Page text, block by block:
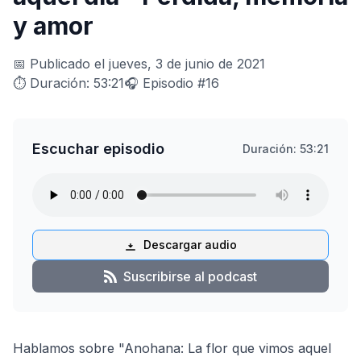
y amor
📅 Publicado el jueves, 3 de junio de 2021
⏱️ Duración: 53:21🎧 Episodio #16
Escuchar episodio Duración: 53:21
Descargar audio
Suscribirse al podcast
Hablamos sobre "Anohana: La flor que vimos aquel